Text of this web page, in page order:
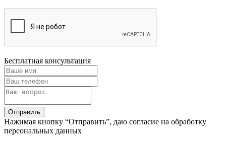
Бесплатная консультация
Нажимая кнопку “Отправить”, даю согласие на обработку
персональных данных